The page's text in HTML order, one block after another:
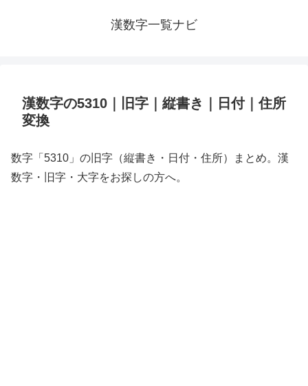
漢数字一覧ナビ
漢数字の5310｜旧字｜縦書き｜日付｜住所
変換
数字「5310」の旧字（縦書き・日付・住所）まとめ。漢
数字・旧字・大字をお探しの方へ。